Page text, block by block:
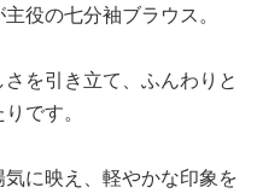
役の七分袖ブラウス。
を引き立て、ふんわりと
です。
に映え、軽やかな印象を